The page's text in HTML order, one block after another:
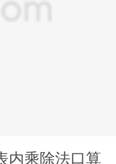
内乘除法口算